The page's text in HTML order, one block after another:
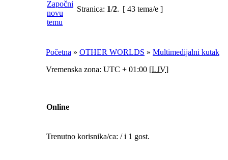
Stranica: 1/2. [ 43 tema/e ]
Početna » OTHER WORLDS » Multimedijalni kutak
Vremenska zona: UTC + 01:00 [LJV]
Online
Trenutno korisnika/ca: / i 1 gost.